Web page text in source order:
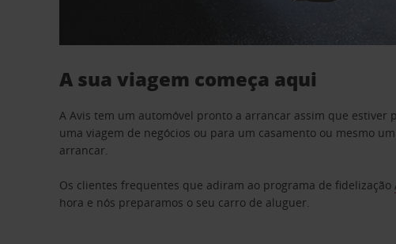
A sua viagem começa aqui
A Avis tem um automóvel pronto a arrancar assim que
uma viagem de negócios ou para um casamento ou mesmo
arrancar.
Os clientes frequentes que adiram ao programa de fidelização
hora e nós preparamos o seu carro de aluguer.